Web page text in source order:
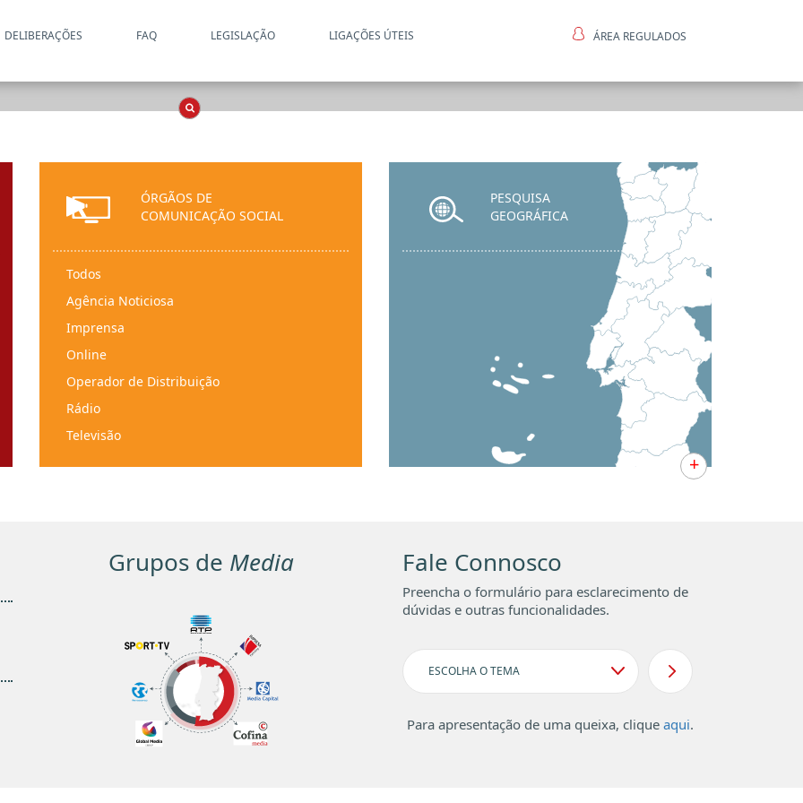
DELIBERAÇÕES FAQ LEGISLAÇÃO LIGAÇÕES ÚTEIS ÁREA REGULADOS
ÓRGÃOS DE
COMUNICAÇÃO SOCIAL
Todos
Agência Noticiosa
Imprensa
Online
Operador de Distribuição
Rádio
Televisão
PESQUISA
GEOGRÁFICA
+
Grupos de Media Fale Connosco
Preencha o formulário para esclarecimento de
dúvidas e outras funcionalidades.
Para apresentação de uma queixa, clique aqui.